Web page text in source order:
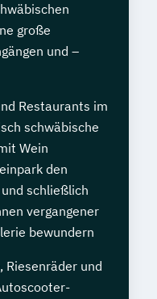
große
und –
Restaurants im
schwäbische
Wein
den
schließlich
vergangener
bewundern
Riesenräder und